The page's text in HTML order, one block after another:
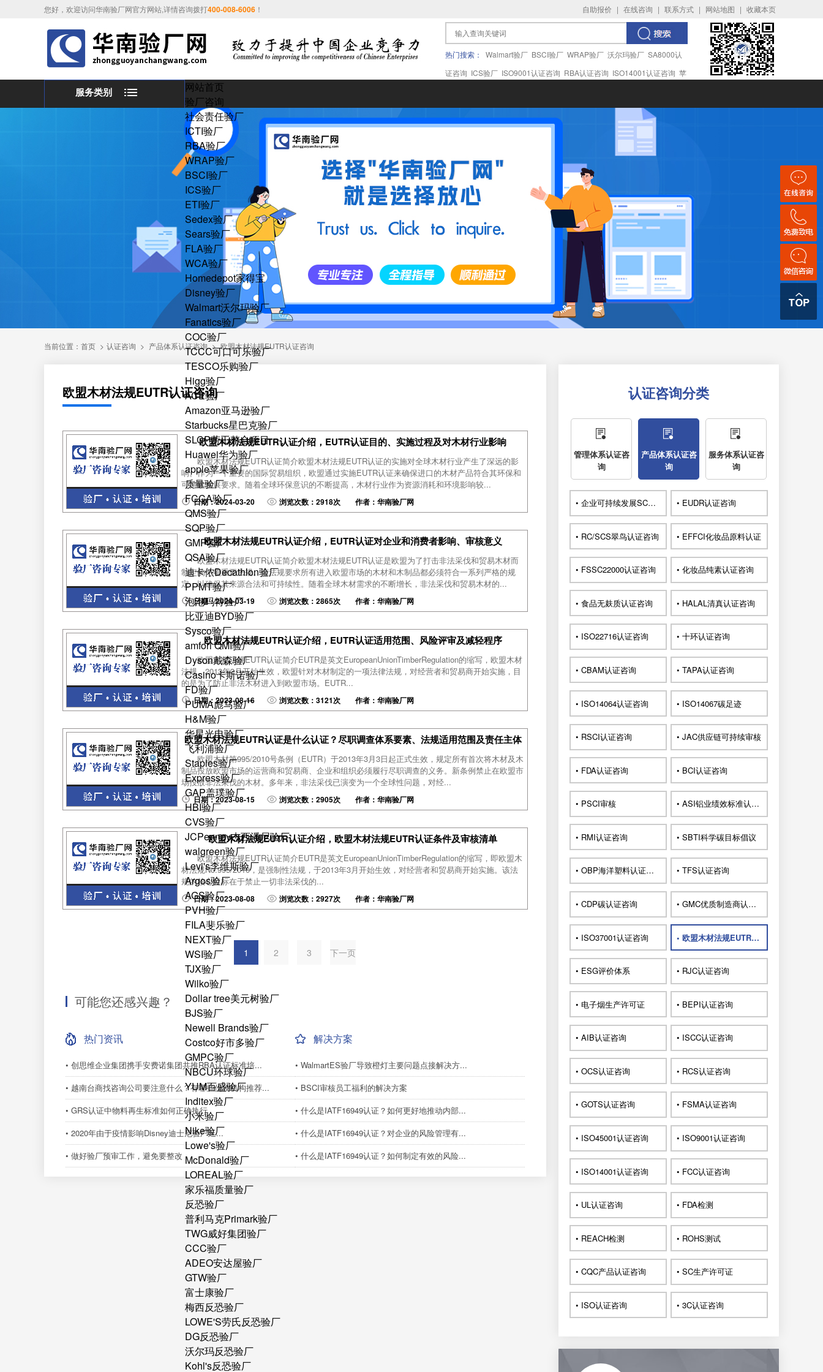
自助报价 | 在线咨询 | 联系方式 | 网站地图 | 收藏本页
您好，欢迎访问华南验厂网官方网站,详情咨询拨打400-008-6006 ！
热门搜索： Walmart验厂 BSCI验厂 WRAP验厂 沃尔玛验厂 SA8000认
证咨询 ICS验厂 ISO9001认证咨询 RBA认证咨询 ISO14001认证咨询 苹
服务类别
网站首页
验厂咨询
社会责任验厂
ICTI验厂
RBA验厂
WRAP验厂
BSCI验厂
ICS验厂
ETI验厂
Sedex验厂
Sears验厂
FLA验厂
WCA验厂
Homedepot家得宝
Disney验厂
Walmart沃尔玛验厂
Fanatics验厂
COC验厂
TCCC可口可乐验厂
TESCO乐购验厂
Higg验厂
ACE验厂
Amazon亚马逊验厂
Starbucks星巴克验厂
SLCP劳工整合项目
Huawei华为验厂
apple苹果验厂
质量验厂
FCCA验厂
QMS验厂
SQP验厂
GMP验厂
QSA验厂
迪卡侬Decathlon验厂
PPMT验厂
泡泡玛特验厂
比亚迪BYD验厂
Sysco验厂
amfori QMI验厂
Dyson戴森验厂
Casino卡斯诺验厂
FD验厂
PUMA彪马验厂
H&M验厂
华星光电验厂
飞利浦验厂
Staples验厂
Express验厂
GAP盖璞验厂
HBI验厂
CVS验厂
JCPenney杰西潘尼验厂
walgreen验厂
Levi's李维斯验厂
Argos验厂
AGS验厂
PVH验厂
FILA斐乐验厂
NEXT验厂
WSI验厂
TJX验厂
Wilko验厂
Dollar tree美元树验厂
BJS验厂
Newell Brands验厂
Costco好市多验厂
GMPC验厂
NBCU环球验厂
YUM百盛验厂
Inditex验厂
小米验厂
Nike验厂
Lowe's验厂
McDonald验厂
LOREAL验厂
家乐福质量验厂
反恐验厂
普利马克Primark验厂
TWG威好集团验厂
CCC验厂
ADEO安达屋验厂
GTW验厂
富士康验厂
梅西反恐验厂
LOWE'S劳氏反恐验厂
DG反恐验厂
沃尔玛反恐验厂
Kohl's反恐验厂
当前位置： 首页 > 认证咨询 > 产品体系认证咨询 > 欧盟木材法规EUTR认证咨询
欧盟木材法规EUTR认证咨询
欧盟木材法规EUTR认证介绍，EUTR认证目的、实施过程及对木材行业影响
欧盟木材法规EUTR认证简介欧盟木材法规EUTR认证的实施对全球木材行业产生了深远的影
响。作为一个重要的国际贸易组织，欧盟通过实施EUTR认证来确保进口的木材产品符合其环保和
可持续发展要求。随着全球环保意识的不断提高，木材行业作为资源消耗和环境影响较...
日期：2024-03-20 浏览次数：2918次 作者：华南验厂网
欧盟木材法规EUTR认证介绍，EUTR认证对企业和消费者影响、审核意义
欧盟木材法规EUTR认证简介欧盟木材法规EUTR认证是欧盟为了打击非法采伐和贸易木材而
制定的一项重要法规。该法规要求所有进入欧盟市场的木材和木制品都必须符合一系列严格的规
定，以确保其来源合法和可持续性。随着全球木材需求的不断增长，非法采伐和贸易木材的...
日期：2024-03-19 浏览次数：2865次 作者：华南验厂网
欧盟木材法规EUTR认证介绍，EUTR认证适用范围、风险评审及减轻程序
欧盟木材法规EUTR认证简介EUTR是英文EuropeanUnionTimberRegulation的缩写，欧盟木材
法规。2013年3月开始生效，欧盟针对木材制定的一项法律法规，对经营者和贸易商开始实施，目
的是为了防止非法木材进入到欧盟市场。EUTR...
日期：2023-08-16 浏览次数：3121次 作者：华南验厂网
欧盟木材法规EUTR认证是什么认证？尽职调查体系要素、法规适用范围及责任主体
欧盟木材第995/2010号条例（EUTR）于2013年3月3日起正式生效，规定所有首次将木材及木
制品投放欧盟市场的运营商和贸易商、企业和组织必须履行尽职调查的义务。新条例禁止在欧盟市
场投放非法采伐的木材。多年来，非法采伐已演变为一个全球性问题，对经...
日期：2023-08-15 浏览次数：2905次 作者：华南验厂网
欧盟木材法规EUTR认证介绍，欧盟木材法规EUTR认证条件及审核清单
欧盟木材法规EUTR认证简介EUTR是英文EuropeanUnionTimberRegulation的缩写，即欧盟木
材法规No.995/2010，是强制性法规，于2013年3月开始生效，对经营者和贸易商开始实施。该法
规的核心目标在于禁止一切非法采伐的...
日期：2023-08-08 浏览次数：2927次 作者：华南验厂网
1 2 3 下一页
可能您还感兴趣？
热门资讯
• 创思维企业集团携手安费诺集团共推RBA认证标准培...
• 越南台商找咨询公司要注意什么？有哪些优质机构推荐...
• GRS认证中物料再生标准如何正确执行
• 2020年由于疫情影响Disney​迪士尼验厂延...
• 做好验厂预审工作，避免要整改
解决方案
• WalmartES验厂导致橙灯主要问题点接解决方...
• BSCI审核员工福利的解决方案
• 什么是IATF16949认证？如何更好地推动内部...
• 什么是IATF16949认证？对企业的风险管理有...
• 什么是IATF16949认证？如何制定有效的风险...
认证咨询分类
管理体系认证咨
询
产品体系认证咨
询
服务体系认证咨
询
• 企业可持续发展SCORE认证咨询 • EUDR认证咨询
• RC/SCS翠鸟认证咨询 • EFFCI化妆品原料认证
• FSSC22000认证咨询 • 化妆品纯素认证咨询
• 食品无麸质认证咨询 • HALAL清真认证咨询
• ISO22716认证咨询 • 十环认证咨询
• CBAM认证咨询 • TAPA认证咨询
• ISO14064认证咨询 • ISO14067碳足迹
• RSCI认证咨询 • JAC供应链可持续审核
• FDA认证咨询 • BCI认证咨询
• PSCI审核 • ASI铝业绩效标准认证咨询
• RMI认证咨询 • SBTI科学碳目标倡议
• OBP海洋塑料认证咨询 • TFS认证咨询
• CDP碳认证咨询 • GMC优质制造商认证咨询
• ISO37001认证咨询 • 欧盟木材法规EUTR认证咨询
• ESG评价体系 • RJC认证咨询
• 电子烟生产许可证 • BEPI认证咨询
• AIB认证咨询 • ISCC认证咨询
• OCS认证咨询 • RCS认证咨询
• GOTS认证咨询 • FSMA认证咨询
• ISO45001认证咨询 • ISO9001认证咨询
• ISO14001认证咨询 • FCC认证咨询
• UL认证咨询 • FDA检测
• REACH检测 • ROHS测试
• CQC产品认证咨询 • SC生产许可证
• ISO认证咨询 • 3C认证咨询